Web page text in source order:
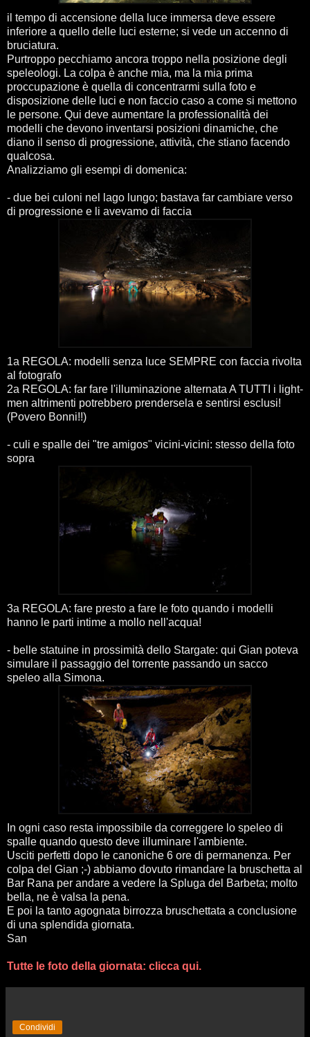
il tempo di accensione della luce immersa deve essere
inferiore a quello delle luci esterne; si vede un accenno di
bruciatura.
Purtroppo pecchiamo ancora troppo nella posizione degli
speleologi. La colpa è anche mia, ma la mia prima
proccupazione è quella di concentrarmi sulla foto e
disposizione delle luci e non faccio caso a come si mettono
le persone. Qui deve aumentare la professionalità dei
modelli che devono inventarsi posizioni dinamiche, che
diano il senso di progressione, attività, che stiano facendo
qualcosa.
Analizziamo gli esempi di domenica:
- due bei culoni nel lago lungo; bastava far cambiare verso
di progressione e li avevamo di faccia
1a REGOLA: modelli senza luce SEMPRE con faccia rivolta
al fotografo
2a REGOLA: far fare l'illuminazione alternata A TUTTI i light-
men altrimenti potrebbero prendersela e sentirsi esclusi!
(Povero Bonni!!)
- culi e spalle dei "tre amigos" vicini-vicini: stesso della foto
sopra
3a REGOLA: fare presto a fare le foto quando i modelli
hanno le parti intime a mollo nell'acqua!
- belle statuine in prossimità dello Stargate: qui Gian poteva
simulare il passaggio del torrente passando un sacco
speleo alla Simona.
In ogni caso resta impossibile da correggere lo speleo di
spalle quando questo deve illuminare l'ambiente.
Usciti perfetti dopo le canoniche 6 ore di permanenza. Per
colpa del Gian ;-) abbiamo dovuto rimandare la bruschetta al
Bar Rana per andare a vedere la Spluga del Barbeta; molto
bella, ne è valsa la pena.
E poi la tanto agognata birrozza bruschettata a conclusione
di una splendida giornata.
San
Tutte le foto della giornata: clicca qui.
Condividi